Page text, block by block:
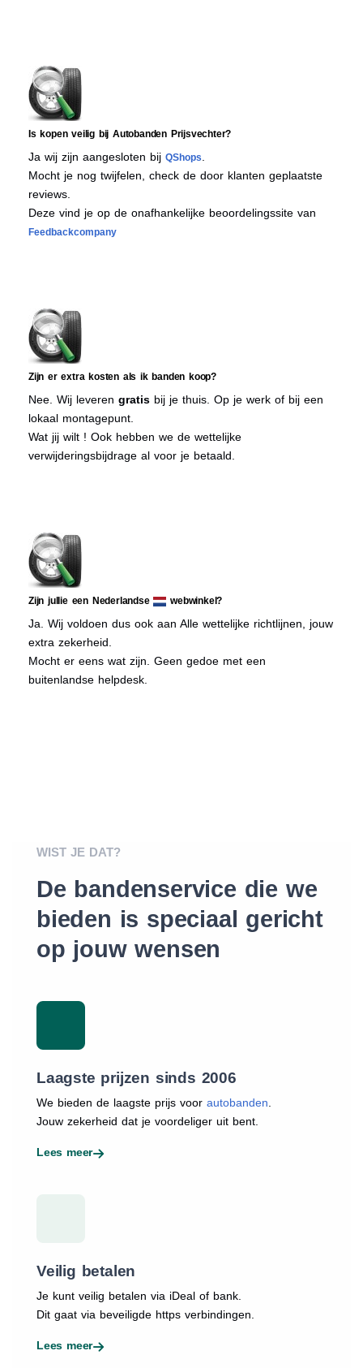
Is kopen veilig bij Autobanden Prijsvechter?
Ja wij zijn aangesloten bij QShops
Mocht je nog twijfelen, check de door klanten geplaatste
reviews.
Deze vind je op de onafhankelijke beoordelingssite van
Feedbackcompany
Zijn er extra kosten als ik banden koop?
Nee. Wij leveren gratis bij je thuis. Op je werk of bij een
lokaal montagepunt.
Wat jij wilt ! Ook hebben we de wettelijke
verwijderingsbijdrage al voor je betaald.
Zijn jullie een Nederlandse webwinkel?
Ja. Wij voldoen dus ook aan Alle wettelijke richtlijnen, jouw
extra zekerheid.
Mocht er eens wat zijn. Geen gedoe met een
buitenlandse helpdesk.
WIST JE DAT?
De bandenservice die we
bieden is speciaal gericht
op jouw wensen
Laagste prijzen sinds 2006
We bieden de laagste prijs voor autobanden
Jouw zekerheid dat je voordeliger uit bent.
Lees meer
Veilig betalen
Je kunt veilig betalen via iDeal of bank.
Dit gaat via beveiligde https verbindingen.
Lees meer